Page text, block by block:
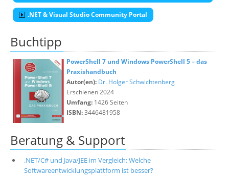
.NET & Visual Studio Community Portal
Buchtipp
PowerShell 7 und Windows PowerShell 5 – das
Praxishandbuch
Autor(en): Dr. Holger Schwichtenberg
Erschienen 2024
Umfang: 1426 Seiten
ISBN:3446481958
Beratung & Support
.NET/C# und Java/JEE im Vergleich: Welche
Softwareentwicklungsplattform ist besser?